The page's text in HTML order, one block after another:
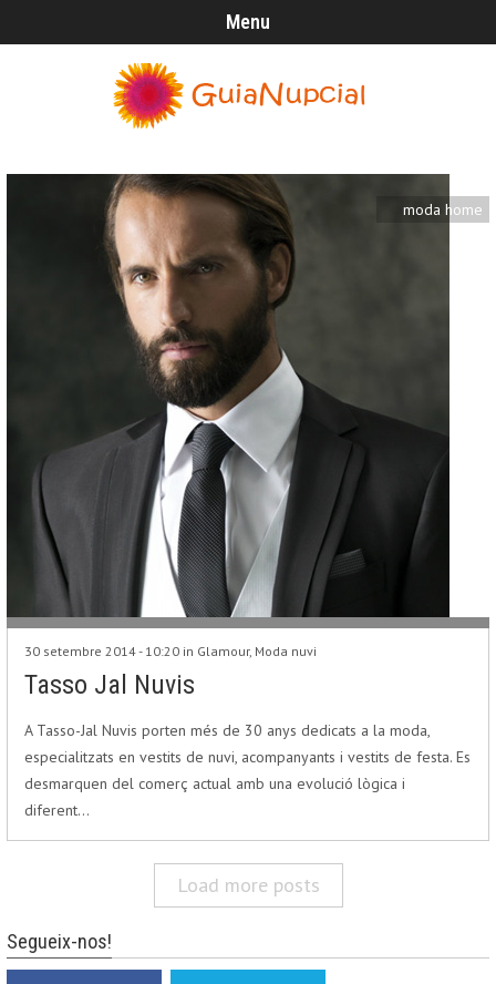
Menu
moda home
30 setembre 2014 - 10:20 in Glamour, Moda nuvi
Tasso Jal Nuvis
A Tasso-Jal Nuvis porten més de 30 anys dedicats a la moda,
especialitzats en vestits de nuvi, acompanyants i vestits de festa. Es
desmarquen del comerç actual amb una evolució lògica i
diferent…
Load more posts
Segueix-nos!